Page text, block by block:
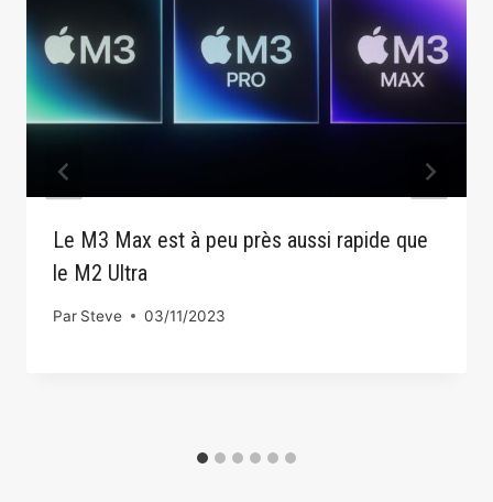
Le M3 Max est à peu près aussi rapide que
le M2 Ultra
Par Steve 03/11/2023